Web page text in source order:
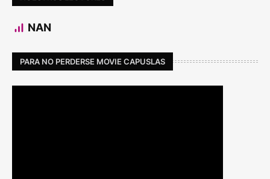
NAN
PARA NO PERDERSE MOVIE CAPUSLAS